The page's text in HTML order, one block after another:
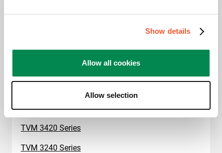
Show details
Allow all cookies
Allow selection
TVM 3640 Series
TVM 3440 Series
TVM 3420 Series
TVM 3240 Series